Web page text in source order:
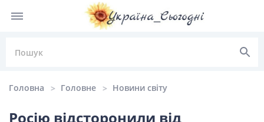
Головна Головне Новини світу
Росію відсторонили від